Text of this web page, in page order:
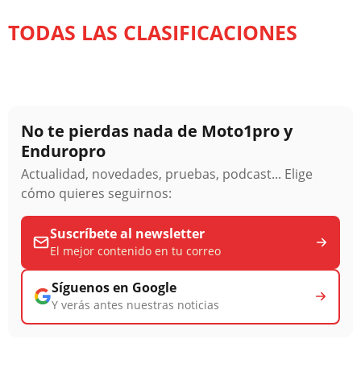
TODAS LAS CLASIFICACIONES
No te pierdas nada de Moto1pro y
Enduropro
Actualidad, novedades, pruebas, podcast... Elige
cómo quieres seguirnos:
Suscríbete al newsletter
El mejor contenido en tu correo
Síguenos en Google
Y verás antes nuestras noticias